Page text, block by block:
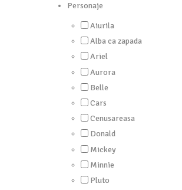
Personaje
Aiurila
Alba ca zapada
Ariel
Aurora
Belle
Cars
Cenusareasa
Donald
Mickey
Minnie
Pluto